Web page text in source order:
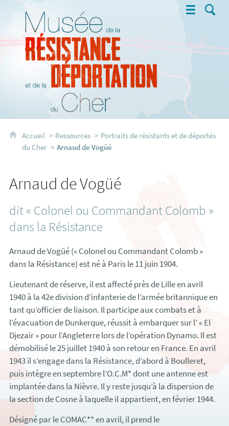
Musée de la Résistance et de la
Accueil Ressources
Portraits de résistants et de déportés
du Cher
Arnaud de Vogüé
Arnaud de Vogüé
dit « Colonel ou Commandant Colomb »
dans la Résistance
Arnaud de Vogüé (« Colonel ou Commandant Colomb »
dans la Résistance) est né à Paris le 11 juin 1904.
Lieutenant de réserve, il est affecté près de Lille en avril
1940 à la 42e division d’infanterie de l’armée britannique en
tant qu’officier de liaison. Il participe aux combats et à
l’évacuation de Dunkerque, réussit à embarquer sur l’ « El
Djezair » pour l’Angleterre lors de l’opération Dynamo. Il est
démobilisé le 25 juillet 1940 à son retour en France. En avril
1943 il s’engage dans la Résistance, d’abord à Boulleret,
puis intègre en septembre l’O.C.M* dont une antenne est
implantée dans la Nièvre. Il y reste jusqu’à la dispersion de
la section de Cosne à laquelle il appartient, en février 1944.
Désigné par le COMAC** en avril, il prend le